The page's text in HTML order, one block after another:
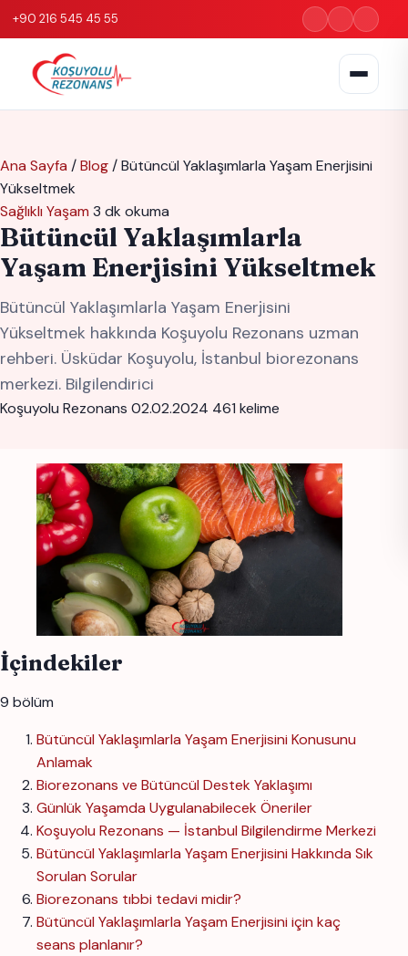
+90 216 545 45 55
Ana Sayfa /Blog/Bütüncül Yaklaşımlarla Yaşam Enerjisini
Yükseltmek
Sağlıklı Yaşam 3 dk okuma
Bütüncül Yaklaşımlarla
Yaşam Enerjisini Yükseltmek
Bütüncül Yaklaşımlarla Yaşam Enerjisini
Yükseltmek hakkında Koşuyolu Rezonans uzman
rehberi. Üsküdar Koşuyolu, İstanbul biorezonans
merkezi. Bilgilendirici
Koşuyolu Rezonans 02.02.2024 461 kelime
İçindekiler
9 bölüm
Bütüncül Yaklaşımlarla Yaşam Enerjisini Konusunu
Anlamak
Biorezonans ve Bütüncül Destek Yaklaşımı
Günlük Yaşamda Uygulanabilecek Öneriler
Koşuyolu Rezonans — İstanbul Bilgilendirme Merkezi
Bütüncül Yaklaşımlarla Yaşam Enerjisini Hakkında Sık
Sorulan Sorular
Biorezonans tıbbi tedavi midir?
Bütüncül Yaklaşımlarla Yaşam Enerjisini için kaç
seans planlanır?